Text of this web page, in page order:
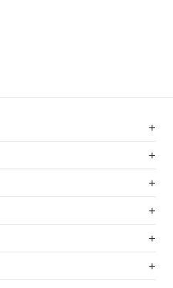
+
+
+
+
+
+